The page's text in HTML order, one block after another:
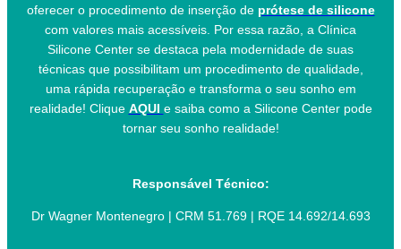
oferecer o procedimento de inserção de prótese de silicone
com valores mais acessíveis. Por essa razão, a Clínica
Silicone Center se destaca pela modernidade de suas
técnicas que possibilitam um procedimento de qualidade,
uma rápida recuperação e transforma o seu sonho em
realidade! Clique AQUI e saiba como a Silicone Center pode
tornar seu sonho realidade!
Responsável Técnico:
Dr Wagner Montenegro | CRM 51.769 | RQE 14.692/14.693